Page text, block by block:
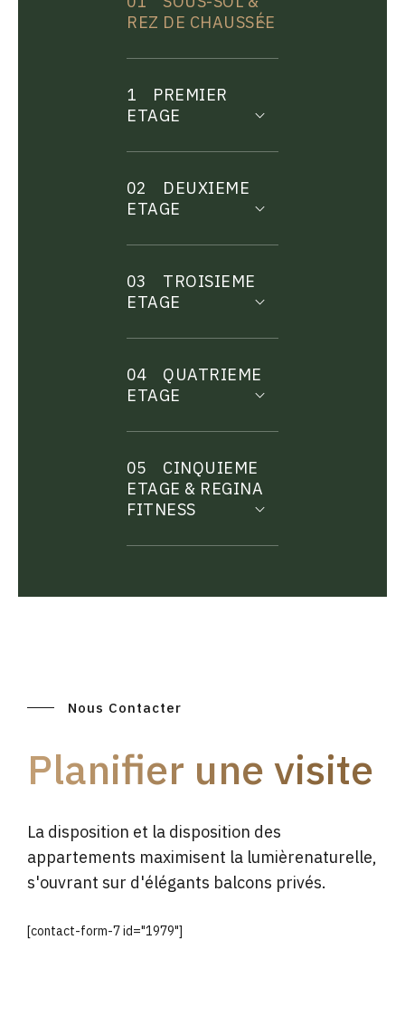
REZ DE CHAUSSÉE
1
PREMIER
ETAGE
02
DEUXIEME
ETAGE
03
TROISIEME
ETAGE
04
QUATRIEME
ETAGE
05
CINQUIEME
ETAGE & REGINA
FITNESS
Nous Contacter
Planifier une visite
La disposition et la disposition des
appartements maximisent la lumièrenaturelle,
s'ouvrant sur d'élégants balcons privés.
[contact-form-7 id="1979"]